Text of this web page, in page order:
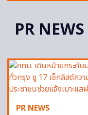
PR NEWS
PR NEWS